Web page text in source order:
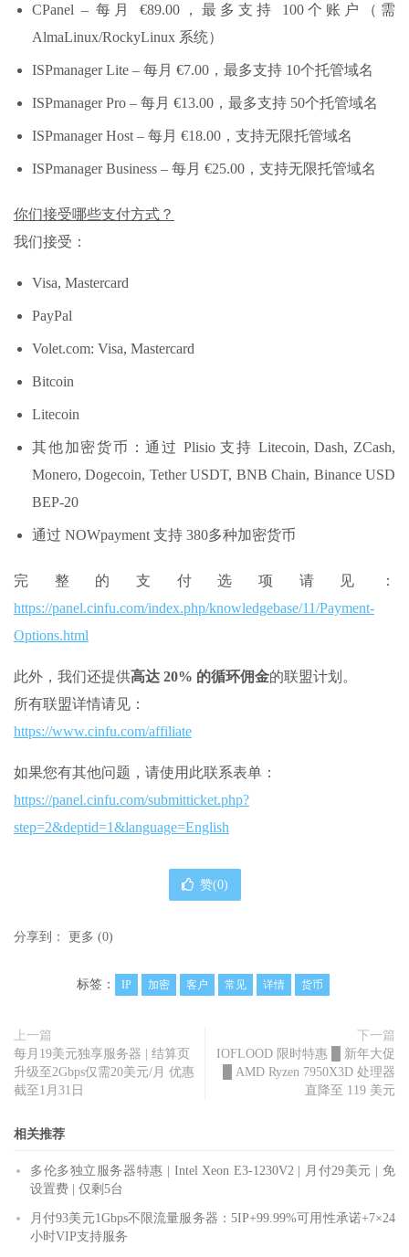
CPanel – 每月 €89.00，最多支持 100个账户（需
AlmaLinux/RockyLinux 系统）
ISPmanager Lite – 每月 €7.00，最多支持 10个托管域名
ISPmanager Pro – 每月 €13.00，最多支持 50个托管域名
ISPmanager Host – 每月 €18.00，支持无限托管域名
ISPmanager Business – 每月 €25.00，支持无限托管域名
你们接受哪些支付方式？
我们接受：
Visa, Mastercard
PayPal
Volet.com: Visa, Mastercard
Bitcoin
Litecoin
其他加密货币：通过 Plisio 支持 Litecoin, Dash, ZCash,
Monero, Dogecoin, Tether USDT, BNB Chain, Binance USD
BEP-20
通过 NOWpayment 支持 380多种加密货币
完整的支付选项请见：
https://panel.cinfu.com/index.php/knowledgebase/11/Payment-
Options.html
此外，我们还提供高达 20% 的循环佣金的联盟计划。
所有联盟详情请见：
https://www.cinfu.com/affiliate
如果您有其他问题，请使用此联系表单：
https://panel.cinfu.com/submitticket.php?
step=2&deptid=1&language=English
赞(0)
分享到： 更多 (0)
标签： IP 加密 客户 常见 详情 货币
上一篇
每月19美元独享服务器 | 结算页
升级至2Gbps仅需20美元/月 优惠
截至1月31日
下一篇
IOFLOOD 限时特惠 █ 新年大促
█ AMD Ryzen 7950X3D 处理器
直降至 119 美元
相关推荐
多伦多独立服务器特惠 | Intel Xeon E3-1230V2 | 月付29美元 | 免
设置费 | 仅剩5台
月付93美元1Gbps不限流量服务器：5IP+99.99%可用性承诺+7×24
小时VIP支持服务